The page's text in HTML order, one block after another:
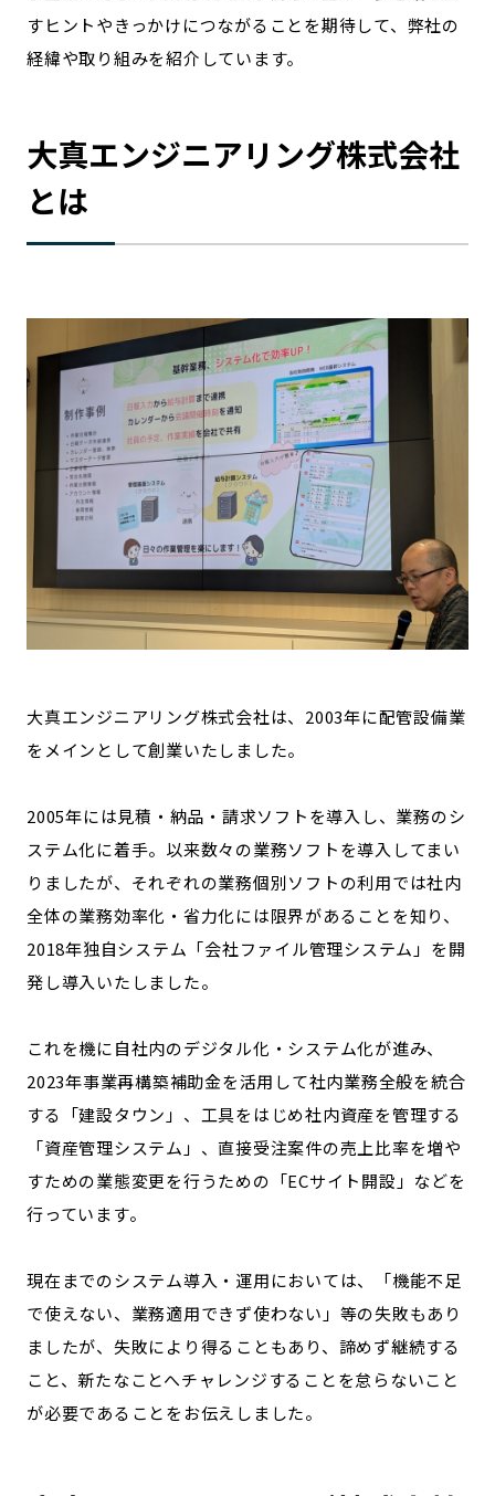
すヒントやきっかけにつながることを期待して、弊社の
経緯や取り組みを紹介しています。
大真エンジニアリング株式会社
とは
大真エンジニアリング株式会社は、2003年に配管設備業
をメインとして創業いたしました。
2005年には見積・納品・請求ソフトを導入し、業務のシ
ステム化に着手。以来数々の業務ソフトを導入してまい
りましたが、それぞれの業務個別ソフトの利用では社内
全体の業務効率化・省力化には限界があることを知り、
2018年独自システム「会社ファイル管理システム」を開
発し導入いたしました。
これを機に自社内のデジタル化・システム化が進み、
2023年事業再構築補助金を活用して社内業務全般を統合
する「建設タウン」、工具をはじめ社内資産を管理する
「資産管理システム」、直接受注案件の売上比率を増や
すための業態変更を行うための「ECサイト開設」などを
行っています。
現在までのシステム導入・運用においては、「機能不足
で使えない、業務適用できず使わない」等の失敗もあり
ましたが、失敗により得ることもあり、諦めず継続する
こと、新たなことへチャレンジすることを怠らないこと
が必要であることをお伝えしました。